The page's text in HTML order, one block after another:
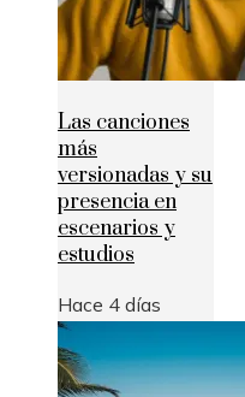
Las canciones
más
versionadas y su
presencia en
escenarios y
estudios
Hace 4 días